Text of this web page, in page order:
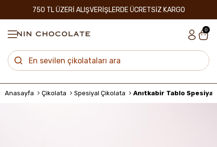
750 TL ÜZERİ ALIŞVERİŞLERDE ÜCRETSİZ KARGO
0
Anasayfa Çikolata Spesiyal Çikolata Anıtkabir Tablo Spesiyal